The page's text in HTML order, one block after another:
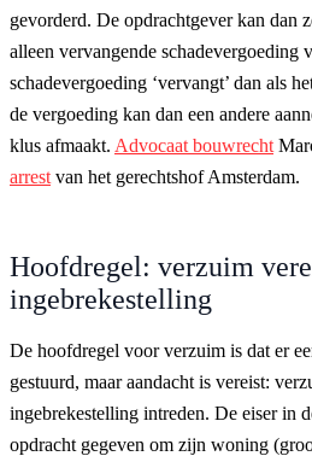
gevorderd. De opdrachtgever kan dan
alleen vervangende schadevergoeding
schadevergoeding ‘vervangt’ dan als
de vergoeding kan dan een andere
klus afmaakt. Advocaat bouwrecht
arrest van het gerechtshof Amsterdam.
Hoofdregel: verzuim
ingebrekestelling
De hoofdregel voor verzuim is dat er
gestuurd, maar aandacht is vereist:
ingebrekestelling intreden. De eiser in
opdracht gegeven om zijn woning